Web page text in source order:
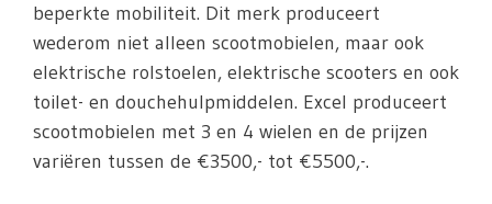
beperkte mobiliteit. Dit merk produceert
wederom niet alleen scootmobielen, maar ook
elektrische rolstoelen, elektrische scooters en ook
toilet- en douchehulpmiddelen. Excel produceert
scootmobielen met 3 en 4 wielen en de prijzen
variëren tussen de €3500,- tot €5500,-.